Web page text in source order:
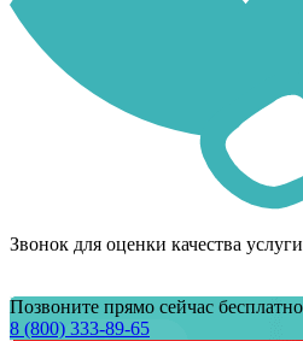
Звонок для оценки качества услуги
Позвоните прямо сейчас
8 (800) 333-89-65